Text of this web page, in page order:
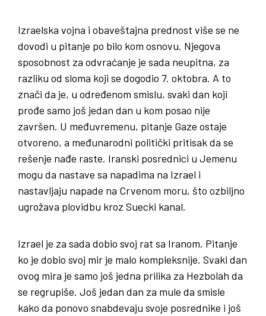
Izraelska vojna i obaveštajna prednost više se ne
dovodi u pitanje po bilo kom osnovu. Njegova
sposobnost za odvraćanje je sada neupitna, za
razliku od sloma koji se dogodio 7. oktobra. A to
znači da je, u određenom smislu, svaki dan koji
prođe samo još jedan dan u kom posao nije
završen. U međuvremenu, pitanje Gaze ostaje
otvoreno, a međunarodni politički pritisak da se
rešenje nađe raste. Iranski posrednici u Jemenu
mogu da nastave sa napadima na Izrael i
nastavljaju napade na Crvenom moru, što ozbiljno
ugrožava plovidbu kroz Suecki kanal.
Izrael je za sada dobio svoj rat sa Iranom. Pitanje
ko je dobio svoj mir je malo kompleksnije. Svaki dan
ovog mira je samo još jedna prilika za Hezbolah da
se regrupiše. Još jedan dan za mule da smisle
kako da ponovo snabdevaju svoje posrednike i još